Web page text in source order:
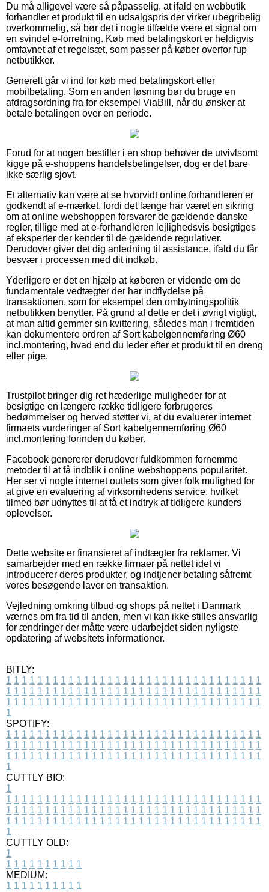
Du må alligevel være så påpasselig, at ifald en webbutik
forhandler et produkt til en udsalgspris der virker ubegribelig
overkommelig, så bør det i nogle tilfælde være et signal om
en svindel e-forretning. Køb med betalingskort er heldigvis
omfavnet af et regelsæt, som passer på køber overfor fup
netbutikker.
Generelt går vi ind for køb med betalingskort eller
mobilbetaling. Som en anden løsning bør du bruge en
afdragsordning fra for eksempel ViaBill, når du ønsker at
betale betalingen over en periode.
Forud for at nogen bestiller i en shop behøver de utvivlsomt
kigge på e-shoppens handelsbetingelser, dog er det bare
ikke særlig sjovt.
Et alternativ kan være at se hvorvidt online forhandleren er
godkendt af e-mærket, fordi det længe har været en sikring
om at online webshoppen forsvarer de gældende danske
regler, tillige med at e-forhandleren lejlighedsvis besigtiges
af eksperter der kender til de gældende regulativer.
Derudover giver det dig anledning til assistance, ifald du får
besvær i processen med dit indkøb.
Yderligere er det en hjælp at køberen er vidende om de
fundamentale vedtægter der har indflydelse på
transaktionen, som for eksempel den ombytningspolitik
netbutikken benytter. På grund af dette er det i øvrigt vigtigt,
at man altid gemmer sin kvittering, således man i fremtiden
kan dokumentere ordren af Sort kabelgennemføring Ø60
incl.montering, hvad end du leder efter et produkt til en dreng
eller pige.
Trustpilot bringer dig ret hæderlige muligheder for at
besigtige en længere række tidligere forbrugeres
bedømmelser og herved støtter vi, at du evaluerer internet
firmaets vurderinger af Sort kabelgennemføring Ø60
incl.montering forinden du køber.
Facebook genererer derudover fuldkommen fornemme
metoder til at få indblik i online webshoppens popularitet.
Her ser vi nogle internet outlets som giver folk mulighed for
at give en evaluering af virksomhedens service, hvilket
tilmed bør udnyttes til at få et indtryk af tidligere kunders
oplevelser.
Dette website er finansieret af indtægter fra reklamer. Vi
samarbejder med en række firmaer på nettet idet vi
introducerer deres produkter, og indtjener betaling såfremt
vores besøgende laver en transaktion.
Vejledning omkring tilbud og shops på nettet i Danmark
værnes om fra tid til anden, men vi kan ikke stilles ansvarlig
for ændringer der måtte være udarbejdet siden nyligste
opdatering af websitets informationer.
BITLY:
1 1 1 1 1 1 1 1 1 1 1 1 1 1 1 1 1 1 1 1 1 1 1 1 1 1 1 1 1 1 1 1 1
1 1 1 1 1 1 1 1 1 1 1 1 1 1 1 1 1 1 1 1 1 1 1 1 1 1 1 1 1 1 1 1 1
1 1 1 1 1 1 1 1 1 1 1 1 1 1 1 1 1 1 1 1 1 1 1 1 1 1 1 1 1 1 1 1 1
1
SPOTIFY:
1 1 1 1 1 1 1 1 1 1 1 1 1 1 1 1 1 1 1 1 1 1 1 1 1 1 1 1 1 1 1 1 1
1 1 1 1 1 1 1 1 1 1 1 1 1 1 1 1 1 1 1 1 1 1 1 1 1 1 1 1 1 1 1 1 1
1 1 1 1 1 1 1 1 1 1 1 1 1 1 1 1 1 1 1 1 1 1 1 1 1 1 1 1 1 1 1 1 1
1
CUTTLY BIO:
1
1 1 1 1 1 1 1 1 1 1 1 1 1 1 1 1 1 1 1 1 1 1 1 1 1 1 1 1 1 1 1 1 1
1 1 1 1 1 1 1 1 1 1 1 1 1 1 1 1 1 1 1 1 1 1 1 1 1 1 1 1 1 1 1 1 1
1 1 1 1 1 1 1 1 1 1 1 1 1 1 1 1 1 1 1 1 1 1 1 1 1 1 1 1 1 1 1 1 1
1
CUTTLY OLD:
1
1 1 1 1 1 1 1 1 1 1
MEDIUM:
1 1 1 1 1 1 1 1 1 1